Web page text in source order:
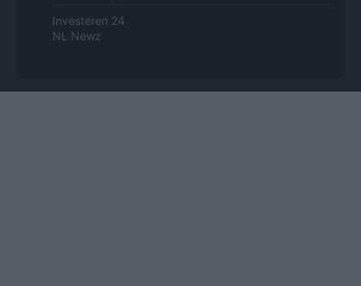
Investeren 24
NL Newz